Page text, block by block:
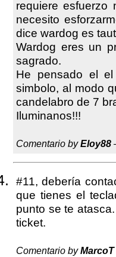
requiere esfuerzo
necesito
dice wardog es
Wardog eres un
sagrado.
He pensado el
simbolo, al modo
candelabro de 7
Iluminanos!!!
Comentario byEloy88
#11, debería
que tienes el
punto se te
ticket.
Comentario byMarcoT